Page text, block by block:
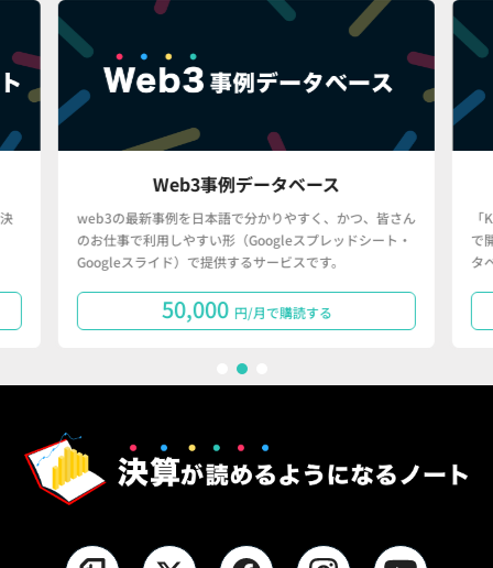
Web3事例データベース
web3の最新事例を日本語で分かりやすく、かつ、皆さん
のお仕事で利用しやすい形（Googleスプレッドシート・
Googleスライド）で提供するサービスです。
50,000 円/月で購読する
で
タ